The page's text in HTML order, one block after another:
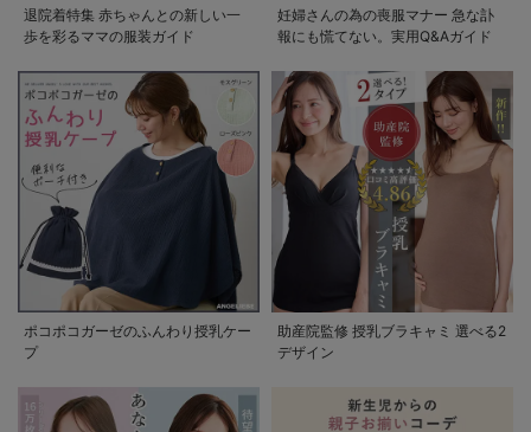
退院着特集 赤ちゃんとの新しい一
歩を彩るママの服装ガイド
妊婦さんの為の喪服マナー 急な訃
報にも慌てない。実用Q&Aガイド
ポコポコガーゼのふんわり授乳ケー
プ
助産院監修 授乳ブラキャミ 選べる2
デザイン